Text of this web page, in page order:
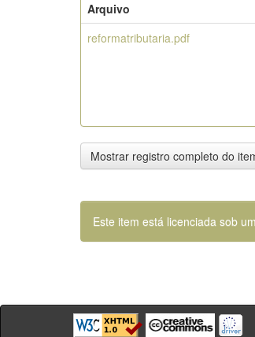
Arquivo
reformatributaria.pdf
Mostrar registro completo do
Este item está licenciada sob